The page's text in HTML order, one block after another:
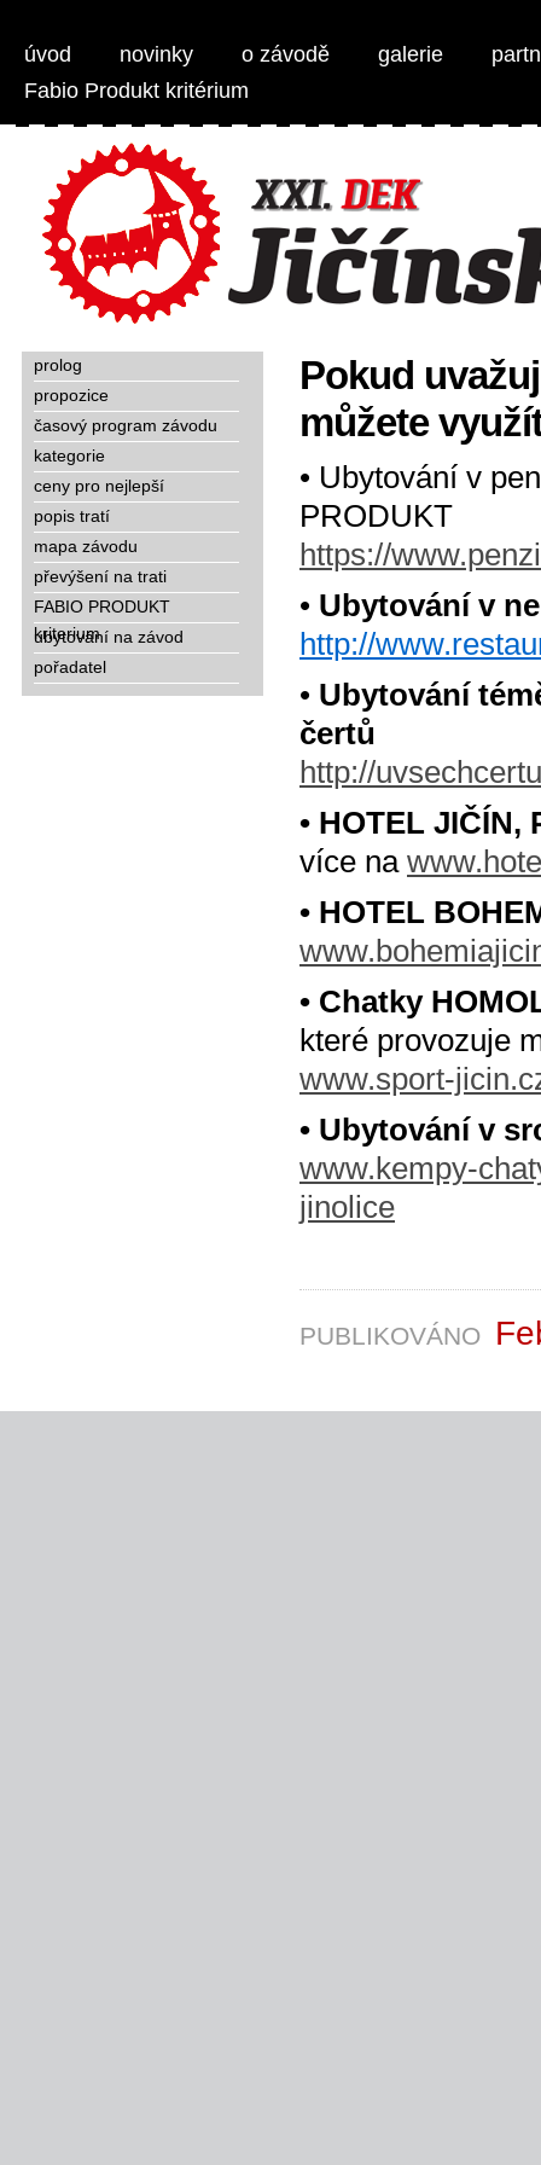
úvod novinky o závodě galerie
Fabio Produkt kritérium
prolog
propozice
časový program závodu
kategorie
ceny pro nejlepší
popis tratí
mapa závodu
převýšení na trati
FABIO PRODUKT
kriterium
ubytování na závod
pořadatel
Pokud
můžete
• Ubytování v
PRODUKT
https://
• Ubytování v
http://
• Ubytování
čertů
http://
• HOTEL JIČÍN,
více na
• HOTEL
• Chatky
které provozuje
www.sport-
• Ubytování v
www.kempy-
jinolice
PUBLIKOVÁNO